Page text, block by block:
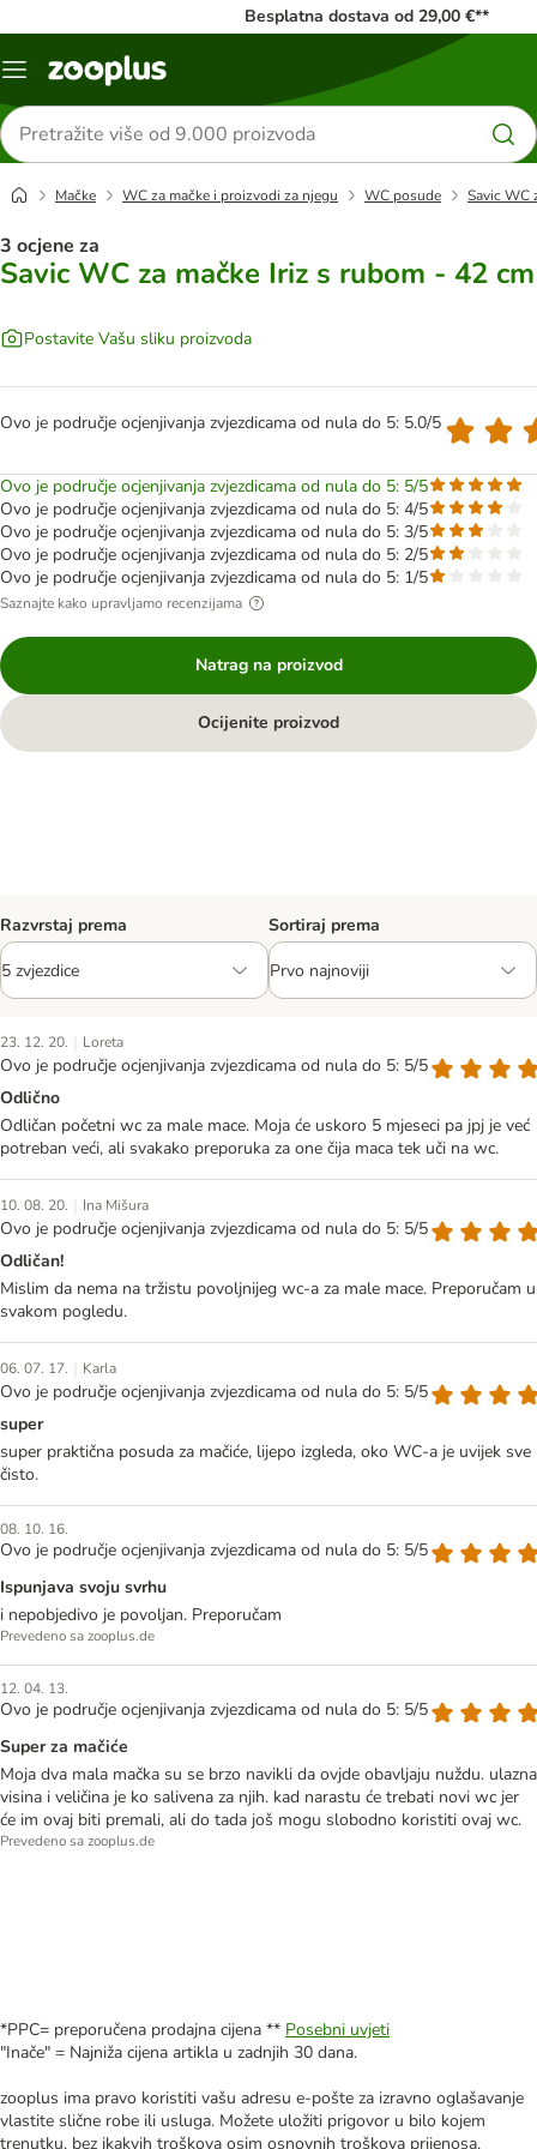
Besplatna dostava od 29,00 €**
Izbornik
Traži
proizvode
Mačke WC za mačke i proizvodi za njegu WC posude Savic WC
3 ocjene za
Savic WC za mačke Iriz s rubom - 42 cm
Postavite Vašu sliku proizvoda
Ovo je područje ocjenjivanja zvjezdicama od nula do 5: 5.0/5
Ovo je područje ocjenjivanja zvjezdicama od nula do 5: 5/5
Ovo je područje ocjenjivanja zvjezdicama od nula do 5: 4/5
Ovo je područje ocjenjivanja zvjezdicama od nula do 5: 3/5
Ovo je područje ocjenjivanja zvjezdicama od nula do 5: 2/5
Ovo je područje ocjenjivanja zvjezdicama od nula do 5: 1/5
Saznajte kako upravljamo recenzijama
Natrag na proizvod
Ocijenite proizvod
Razvrstaj prema Sortiraj prema
23. 12. 20. | Loreta
Ovo je područje ocjenjivanja zvjezdicama od nula do 5: 5/5
Odlično
Odličan početni wc za male mace. Moja će uskoro 5 mjeseci pa jpj je već
potreban veći, ali svakako preporuka za one čija maca tek uči na wc.
10. 08. 20. | Ina Mišura
Ovo je područje ocjenjivanja zvjezdicama od nula do 5: 5/5
Odličan!
Mislim da nema na tržistu povoljnijeg wc-a za male mace. Preporučam u
svakom pogledu.
06. 07. 17. | Karla
Ovo je područje ocjenjivanja zvjezdicama od nula do 5: 5/5
super
super praktična posuda za mačiće, lijepo izgleda, oko WC-a je uvijek sve
čisto.
08. 10. 16.
Ovo je područje ocjenjivanja zvjezdicama od nula do 5: 5/5
Ispunjava svoju svrhu
i nepobjedivo je povoljan. Preporučam
Prevedeno sa zooplus.de
12. 04. 13.
Ovo je područje ocjenjivanja zvjezdicama od nula do 5: 5/5
Super za mačiće
Moja dva mala mačka su se brzo navikli da ovjde obavljaju nuždu. ulazna
visina i veličina je ko salivena za njih. kad narastu će trebati novi wc jer
će im ovaj biti premali, ali do tada još mogu slobodno koristiti ovaj wc.
Prevedeno sa zooplus.de
*PPC= preporučena prodajna cijena ** Posebni uvjeti
"Inače" = Najniža cijena artikla u zadnjih 30 dana.
zooplus ima pravo koristiti vašu adresu e-pošte za izravno oglašavanje
vlastite slične robe ili usluga. Možete uložiti prigovor u bilo kojem
trenutku, bez ikakvih troškova osim osnovnih troškova prijenosa,